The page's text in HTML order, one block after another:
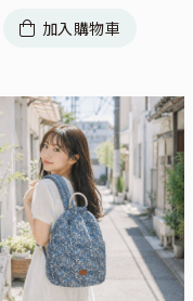
加入購物車